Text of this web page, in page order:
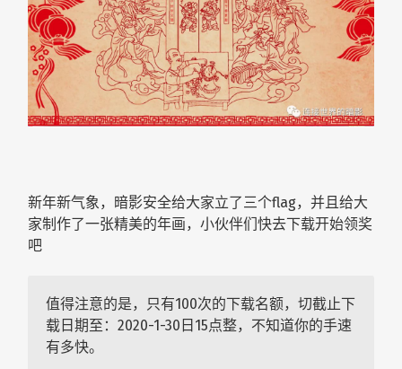
新年新气象，暗影安全给大家立了三个flag，并且给大
家制作了一张精美的年画，小伙伴们快去下载开始领奖
吧
值得注意的是，只有100次的下载名额，切截止下
载日期至：2020-1-30日15点整，不知道你的手速
有多快。